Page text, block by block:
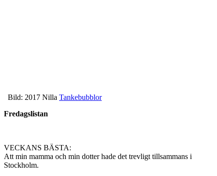
Bild: 2017 Nilla Tankebubblor
Fredagslistan
VECKANS BÄSTA:
Att min mamma och min dotter hade det trevligt tillsammans i
Stockholm.